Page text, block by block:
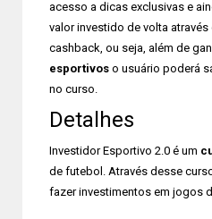
acesso a dicas exclusivas e
valor investido de volta
cashback, ou seja, além de
esportivos o usuário poderá
no curso.
Detalhes
Investidor Esportivo 2.0 é um
de futebol. Através desse
fazer investimentos em jogos